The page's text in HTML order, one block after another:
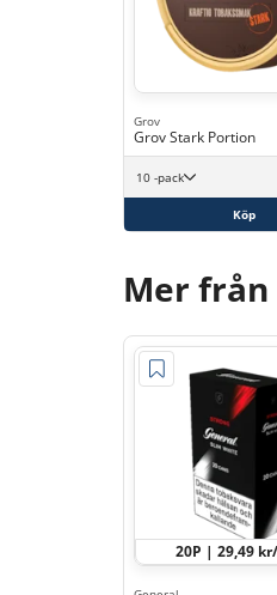
Grov
Grov Stark Portion
10 -pack
Köp
Mer från
20P | 29,49